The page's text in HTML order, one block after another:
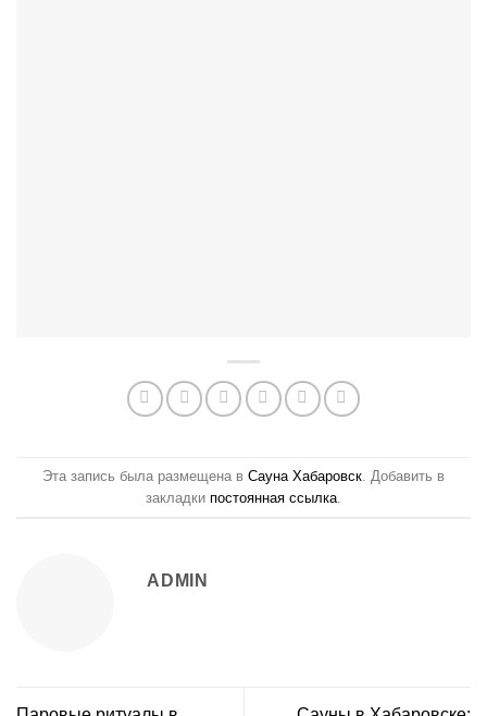
Эта запись была размещена в Сауна Хабаровск . Добавить в
закладки постоянная ссылка
ADMIN